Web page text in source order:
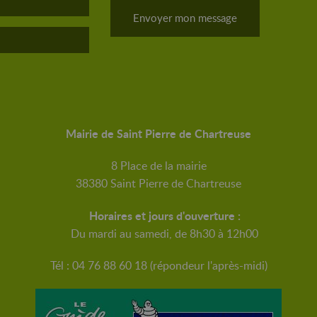
Envoyer mon message
Mairie de Saint Pierre de Chartreuse
8 Place de la mairie
38380 Saint Pierre de Chartreuse
Horaires et jours d'ouverture :
Du mardi au samedi, de 8h30 à 12h00
Tél : 04 76 88 60 18 (répondeur l'après-midi)